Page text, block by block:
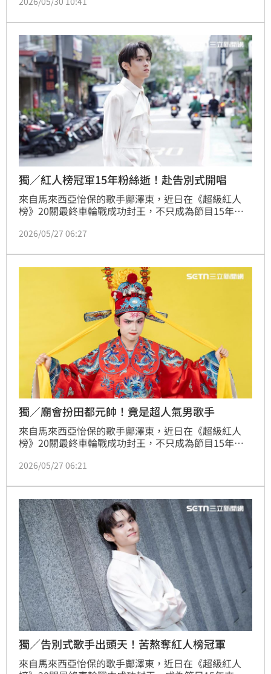
熱情。而挑戰者林雪玉，還有另一個特別身分，正是評
審許常德的阿姨！面對熟人登台，許常德幽默表示自己
絕不會因此多給幾分，逗趣發言笑翻全場！
獨／紅人榜冠軍15年粉絲逝！赴告別式開唱
來自馬來西亞怡保的歌手鄺澤東，近日在《超級紅人
榜》20關最終車輪戰成功封王，不只成為節目15年來
手。他接受《三立新聞網》專訪時，談到一路追夢的歷
逝，最後還邀請他在告別式上獻唱〈告訴自己〉送別，
讓他至今難忘。
2026/05/27 06:27
獨／廟會扮田都元帥！竟是超人氣男歌手
來自馬來西亞怡保的歌手鄺澤東，近日在《超級紅人
榜》20關最終車輪戰成功封王，不只成為節目15年來
受《三立新聞網》專訪時，也首度分享自己與宮廟文化
更受邀參與「2026信仰生活節－神遊春巡」等一系列
活動。
2026/05/27 06:21
獨／告別式歌手出頭天！苦熬奪紅人榜冠軍
來自馬來西亞怡保的歌手鄺澤東，近日在《超級紅人